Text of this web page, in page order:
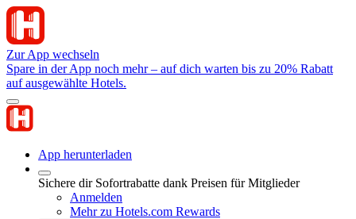
Zur App wechseln
Spare in der App noch mehr – auf dich warten bis zu 20% Rabatt
auf ausgewählte Hotels.
App herunterladen
Sichere dir Sofortrabatte dank Preisen für Mitglieder
Anmelden
Mehr zu Hotels.com Rewards